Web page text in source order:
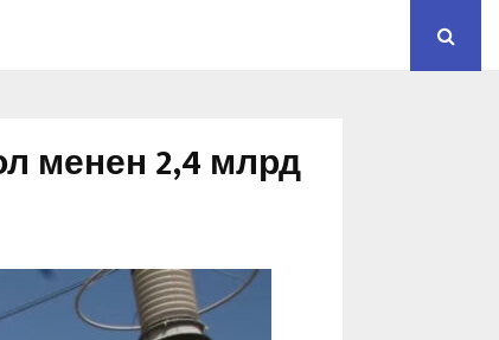
менен 2,4 млрд